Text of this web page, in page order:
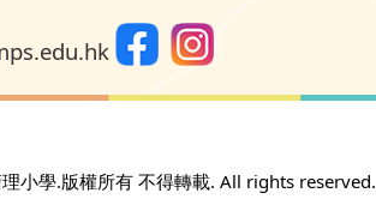
小學.版權所有 不得轉載. All rights reserved.